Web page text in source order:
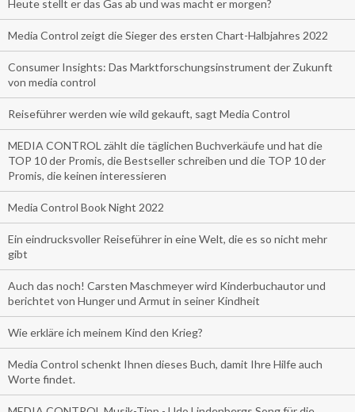
Heute stellt er das Gas ab und was macht er morgen?
Media Control zeigt die Sieger des ersten Chart-Halbjahres 2022
Consumer Insights: Das Marktforschungsinstrument der Zukunft
von media control
Reiseführer werden wie wild gekauft, sagt Media Control
MEDIA CONTROL zählt die täglichen Buchverkäufe und hat die
TOP 10 der Promis, die Bestseller schreiben und die TOP 10 der
Promis, die keinen interessieren
Media Control Book Night 2022
Ein eindrucksvoller Reiseführer in eine Welt, die es so nicht mehr
gibt
Auch das noch! Carsten Maschmeyer wird Kinderbuchautor und
berichtet von Hunger und Armut in seiner Kindheit
Wie erkläre ich meinem Kind den Krieg?
Media Control schenkt Ihnen dieses Buch, damit Ihre Hilfe auch
Worte findet.